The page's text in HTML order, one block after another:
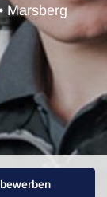
Marsberg